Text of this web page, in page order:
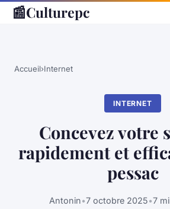
📰Culturepc
Accueil›Internet
INTERNET
Concevez votre
rapidement et
pessac
Antonin•7 octobre 2025•7